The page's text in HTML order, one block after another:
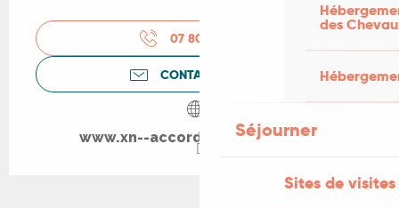
des
Séjourner
Sites de visites
07 80 05 17
CONTACTEZ-NOUS
www.xn--accordon-albas-gkb.fr